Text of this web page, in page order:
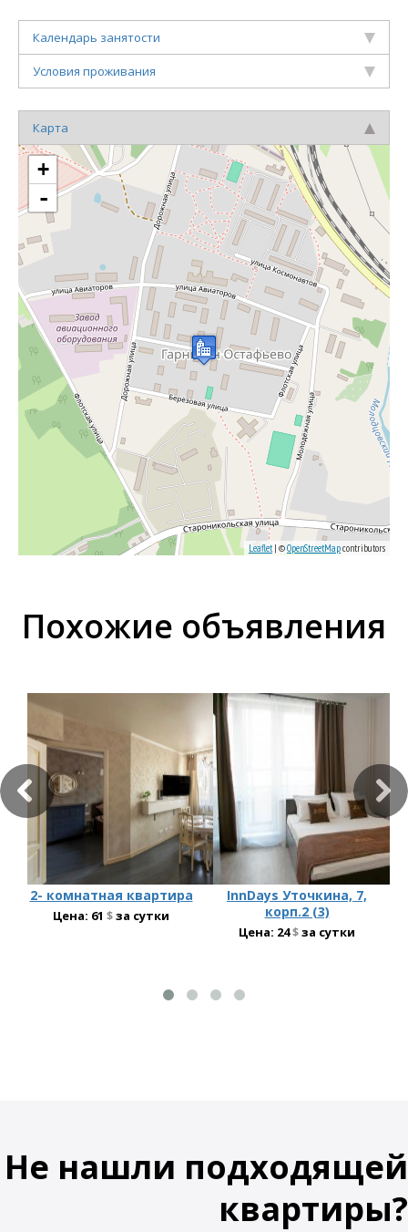
Календарь занятости
Условия проживания
Карта
+
-
Leaflet| ©OpenStreetMapcontributors
Похожие объявления
2- комнатная квартира
Цена: 61 $за сутки
InnDays Уточкина, 7,
корп.2 (3)
Цена: 24$за сутки
Не нашли подходящей
квартиры?